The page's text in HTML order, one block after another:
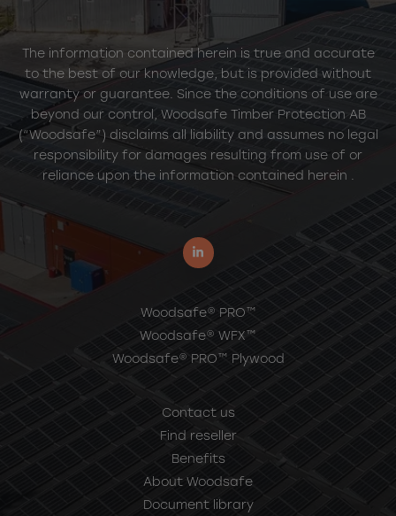
The information contained herein is true and accurate
to the best of our knowledge, but is provided without
warranty or guarantee. Since the conditions of use are
beyond our control, Woodsafe Timber Protection AB
(“Woodsafe”) disclaims all liability and assumes no legal
responsibility for damages resulting from use of or
reliance upon the information contained herein .
Woodsafe® PRO™
Woodsafe® WFX™
Woodsafe® PRO™ Plywood
Contact us
Find reseller
Benefits
About Woodsafe
Document library